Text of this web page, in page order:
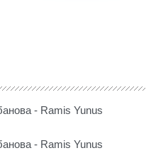
- Ramis Yunus
- Ramis Yunus